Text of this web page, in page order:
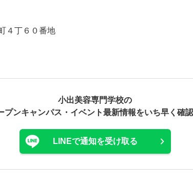
４丁６０番地
小出美容専門学校の
プンキャンパス・ イベント最新情報をいち早く確認
LINEで通知を受け取る